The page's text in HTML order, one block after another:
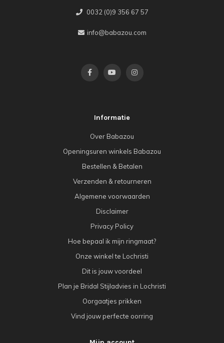
0032 (0)9 356 67 57
info@babazou.com
Informatie
Over Babazou
Openingsuren winkels Babazou
Bestellen & Betalen
Verzenden & retourneren
Algemene voorwaarden
Disclaimer
Privacy Policy
Hoe bepaal ik mijn ringmaat?
Onze winkel te Lochristi
Dit is jouw voordeel
Plan je Bridal Stijladvies in Lochristi
Oorgaatjes prikken
Vind jouw perfecte oorring